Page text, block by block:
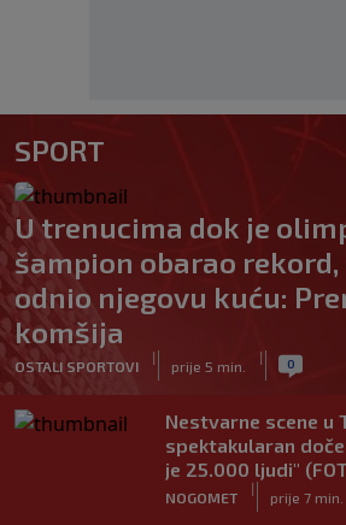
SPORT
U trenucima dok je
šampion obarao
odnio njegovu kuću:
komšija
OSTALI SPORTOVI
|
prije 5 min.
| 0
Nestvarne scene u
spektakularan
je 25.000 ljudi"
NOGOMET
|
prije 7 min.